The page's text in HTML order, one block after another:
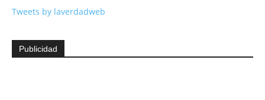
Tweets by laverdadweb
Publicidad